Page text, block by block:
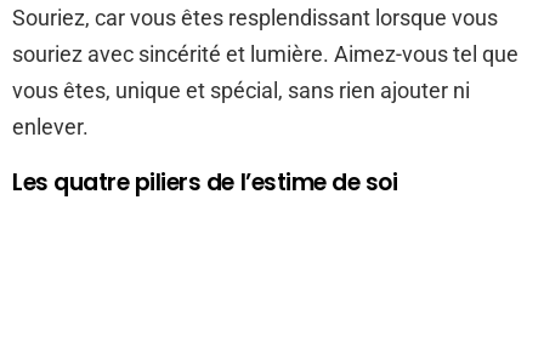
Souriez, car vous êtes resplendissant lorsque vous
souriez avec sincérité et lumière. Aimez-vous tel que
vous êtes, unique et spécial, sans rien ajouter ni
enlever.
Les quatre piliers de l’estime de soi